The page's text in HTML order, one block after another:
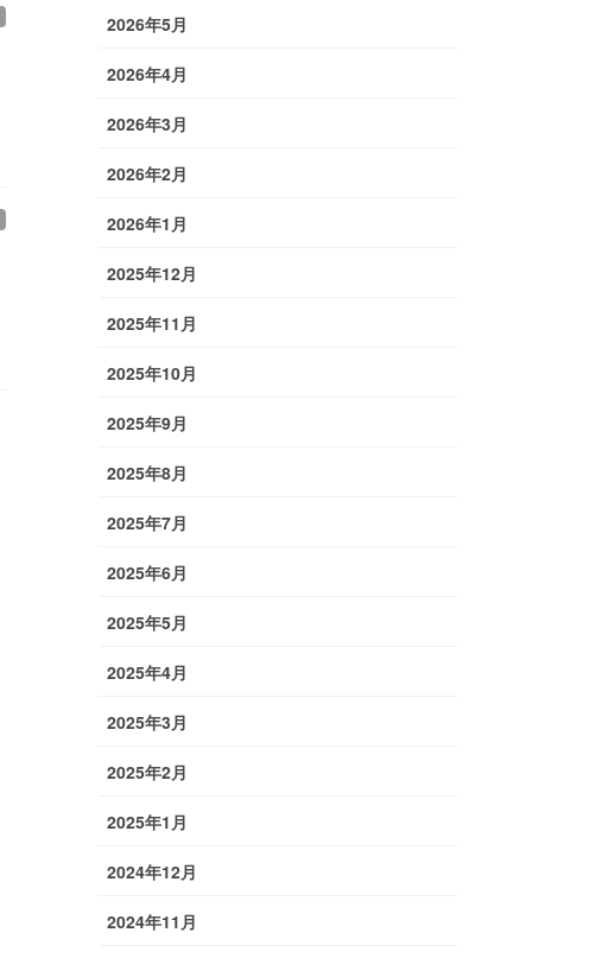
2026年5月
2026年4月
2026年3月
2026年2月
2026年1月
2025年12月
2025年11月
2025年10月
2025年9月
2025年8月
2025年7月
2025年6月
2025年5月
2025年4月
2025年3月
2025年2月
2025年1月
2024年12月
2024年11月